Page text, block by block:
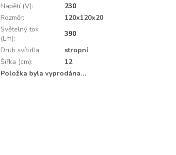
Napětí (V):
230
Rozměr:
120x120x20
Světelný tok
(Lm):
390
Druh svítidla:
stropní
Šířka (cm):
12
Položka byla vyprodána…